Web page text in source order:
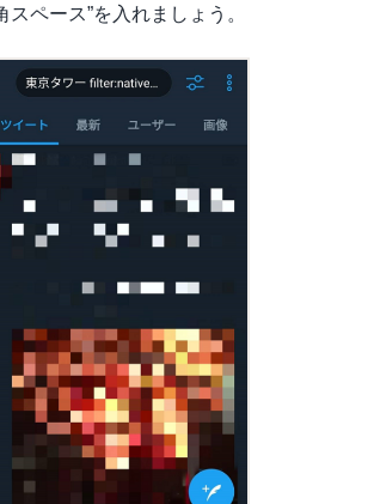
スペース”を入れましょう。